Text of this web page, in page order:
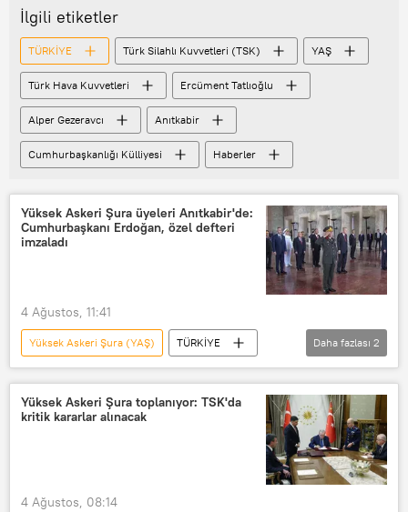
İlgili etiketler
TÜRKİYE Türk Silahlı Kuvvetleri (TSK) YAŞ
Türk Hava Kuvvetleri Ercüment Tatlıoğlu
Alper Gezeravcı Anıtkabir
Cumhurbaşkanlığı Külliyesi Haberler
Yüksek Askeri Şura üyeleri Anıtkabir'de:
Cumhurbaşkanı Erdoğan, özel defteri
imzaladı
4 Ağustos, 11:41
Yüksek Askeri Şura (YAŞ)
TÜRKİYE
YAŞ
Anıtkabir
Daha fazlası 2
Yüksek Askeri Şura toplanıyor: TSK'da
kritik kararlar alınacak
4 Ağustos, 08:14